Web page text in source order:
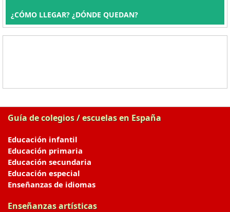
¿CÓMO LLEGAR? ¿DÓNDE QUEDAN?
Guía de colegios / escuelas en España
Educación infantil
Educación primaria
Educación secundaria
Educación especial
Enseñanzas de idiomas
Enseñanzas artísticas